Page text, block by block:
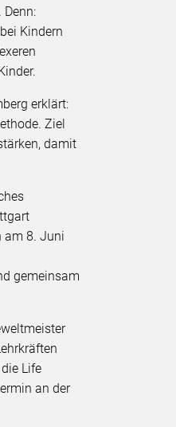
Kindern
erklärt:
Ziel
damit
am 8. Juni
gemeinsam
Life
an der